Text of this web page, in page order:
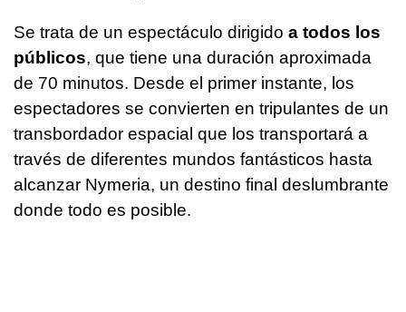
Se trata de un espectáculo dirigido a todos los
públicos, que tiene una duración aproximada
de 70 minutos. Desde el primer instante, los
espectadores se convierten en tripulantes de un
transbordador espacial que los transportará a
través de diferentes mundos fantásticos hasta
alcanzar Nymeria, un destino final deslumbrante
donde todo es posible.